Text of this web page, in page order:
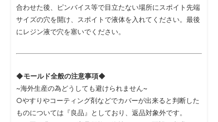
合わせた後、ピンバイス等で目立たない場所にスポイト先端
サイズの穴を開け、スポイトで液体を入れてください。最後
にレジン液で穴を塞いでください。
◆モールド全般の注意事項◆
~海外生産の為どうしても避けられません~
○やすりやコーティング剤などでカバーが出来ると判断した
ものについては『良品』としており、返品対象外です。